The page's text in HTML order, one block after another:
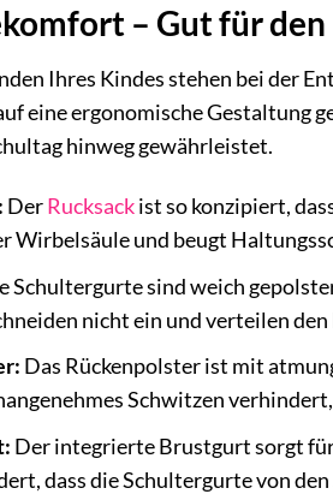
– Gut für
Ihres Kindes stehen bei der
eine ergonomische Gestaltung
hinweg gewährleistet.
DerRucksackist so konzipiert,
Wirbelsäule und beugt
Schultergurte sind weich
nicht ein und verteilen
Das Rückenpolster ist mit
Schwitzen verhindert,
Der integrierte Brustgurt sorgt
dass die Schultergurte von